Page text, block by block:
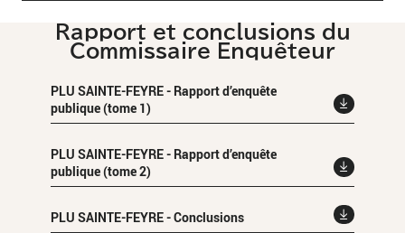
Rapport et conclusions du
Commissaire Enquêteur
PLU SAINTE-FEYRE - Rapport d’enquête
publique (tome 1)
PLU SAINTE-FEYRE - Rapport d’enquête
publique (tome 2)
PLU SAINTE-FEYRE - Conclusions